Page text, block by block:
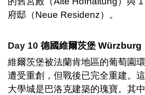
府邸（Neue Residenz）。
Day 10 德國維爾茨堡 Würzburg
維爾茨堡被法蘭肯地區的葡萄園
遭受重創，但戰後已完全重建。
大學城是巴洛克建築的瑰寶。其